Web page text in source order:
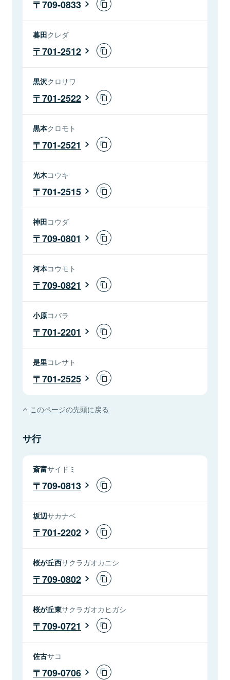
709-0833
暮田クレダ
701-2512
黒沢クロサワ
701-2522
黒本クロモト
701-2521
光木コウキ
701-2515
神田コウダ
709-0801
河本コウモト
709-0821
小原コバラ
701-2201
是里コレサト
701-2525
このページの先頭に戻る
サ行
斎富サイドミ
709-0813
坂辺サカナベ
701-2202
桜が丘西サクラガオカニシ
709-0802
桜が丘東サクラガオカヒガシ
709-0721
佐古サコ
709-0706